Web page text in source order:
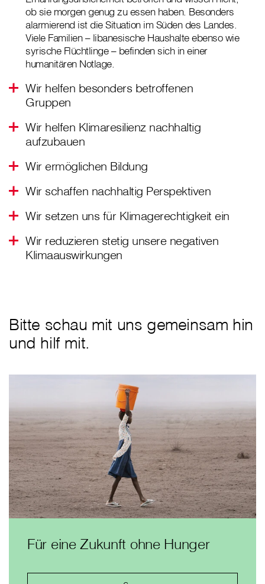
ob sie morgen genug zu essen haben. Besonders
alarmierend ist die Situation im Süden des Landes.
Viele Familien – libanesische Haushalte ebenso wie
syrische Flüchtlinge – befinden sich in einer
humanitären Notlage.
Wir helfen besonders betroffenen
Gruppen
Wir helfen Klimaresilienz nachhaltig
aufzubauen
Wir ermöglichen Bildung
Wir schaffen nachhaltig Perspektiven
Wir setzen uns für Klimagerechtigkeit ein
Wir reduzieren stetig unsere negativen
Klimaauswirkungen
Bitte schau mit uns gemeinsam hin
und hilf mit.
Für eine Zukunft ohne Hunger